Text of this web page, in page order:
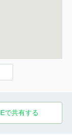
で共有する